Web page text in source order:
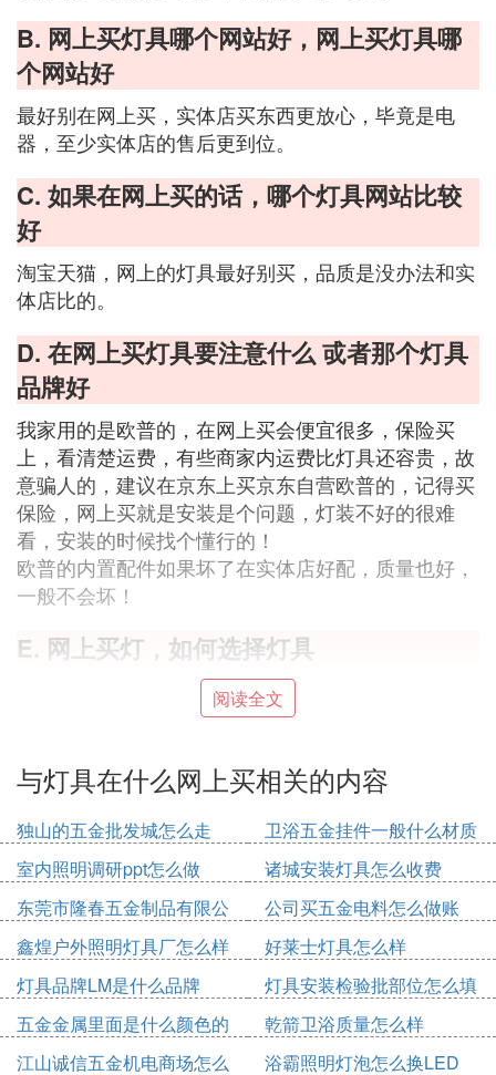
B. 网上买灯具哪个网站好，网上买灯具哪
个网站好
最好别在网上买，实体店买东西更放心，毕竟是电
器，至少实体店的售后更到位。
C. 如果在网上买的话，哪个灯具网站比较
好
淘宝天猫，网上的灯具最好别买，品质是没办法和实
体店比的。
D. 在网上买灯具要注意什么 戓者那个灯具
品牌好
我家用的是欧普的，在网上买会便宜很多，保险买
上，看清楚运费，有些商家内运费比灯具还容贵，故
意骗人的，建议在京东上买京东自营欧普的，记得买
保险，网上买就是安装是个问题，灯装不好的很难
看，安装的时候找个懂行的！
欧普的内置配件如果坏了在实体店好配，质量也好，
一般不会坏！
E. 网上买灯，如何选择灯具
网上买灯时选购灯具的技巧：首先选择一家值得信赖
的商家。推荐维赞灯饰家居！然后还要看灯具的款式
有没有？包不包安装！评论也可以当做参考！
F. 在网上买灯具找谁安装
一般网上卖灯具都不会包安装，都是快递送货上
门，买家可以找卖家询问如何安装，自己动手安
装。
也可以在去当地的灯具城找师傅来安装，可以询
问商店店主介绍师傅即可。
G. 灯具可以在网上买吗，网上买灯应该注
阅读全文
与灯具在什么网上买相关的内容
独山的五金批发城怎么走
卫浴五金挂件一般什么材质
的好
室内照明调研ppt怎么做
诸城安装灯具怎么收费
东莞市隆春五金制品有限公
司怎么样
公司买五金电料怎么做账
鑫煌户外照明灯具厂怎么样
好莱士灯具怎么样
灯具品牌LM是什么品牌
灯具安装检验批部位怎么填
五金金属里面是什么颜色的
乾箭卫浴质量怎么样
江山诚信五金机电商场怎么
浴霸照明灯泡怎么换LED